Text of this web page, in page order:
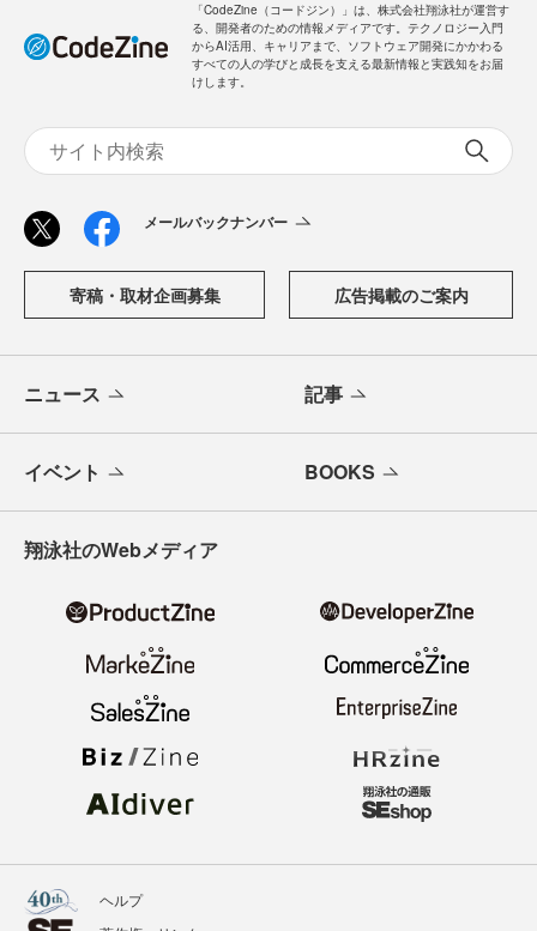
「CodeZine（コードジン）」は、株式会社翔泳社が運営す
る、開発者のための情報メディアです。テクノロジー入門
からAI活用、キャリアまで、ソフトウェア開発にかかわる
すべての人の学びと成長を支える最新情報と実践知をお届
けします。
メールバックナンバー
寄稿・取材企画募集 広告掲載のご案内
ニュース 記事
イベント BOOKS
翔泳社のWebメディア
ヘルプ